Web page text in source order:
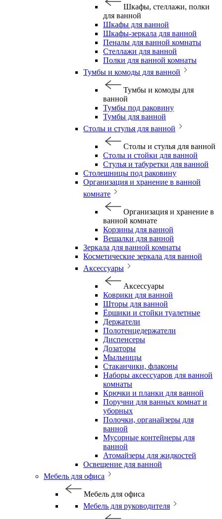
Шкафы, стеллажи, полки
для ванной
Шкафы для ванной
Шкафы-зеркала для ванной
Пеналы для ванной комнаты
Стеллажи для ванной
Полки для ванной комнаты
Тумбы и комоды для ванной
Тумбы и комоды для
ванной
Тумбы под раковину
Тумбы для ванной
Столы и стулья для ванной
Столы и стулья для ванной
Столы и стойки для ванной
Стулья и табуретки для ванной
Столешницы под раковину
Организация и хранение в ванной
комнате
Организация и хранение в
ванной комнате
Корзины для ванной
Вешалки для ванной
Зеркала для ванной комнаты
Косметические зеркала для ванной
Аксессуары
Аксессуары
Коврики для ванной
Шторы для ванной
Ёршики и стойки туалетные
Держатели
Полотенцедержатели
Диспенсеры
Дозаторы
Мыльницы
Стаканчики, флаконы
Наборы аксессуаров для ванной
комнаты
Крючки и планки для ванной
Поручни для ванных комнат и
уборных
Полочки, органайзеры для
ванной
Мусорные контейнеры для
ванной
Атомайзеры для жидкостей
Освещение для ванной
Мебель для офиса
Мебель для офиса
Мебель для руководителя